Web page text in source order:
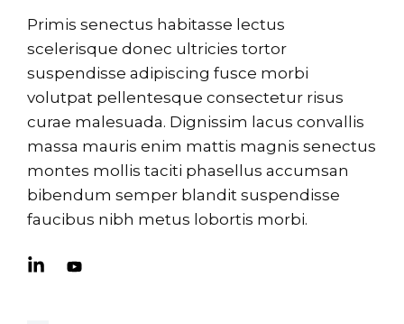
Primis senectus habitasse lectus
scelerisque donec ultricies tortor
suspendisse adipiscing fusce morbi
volutpat pellentesque consectetur risus
curae malesuada. Dignissim lacus convallis
massa mauris enim mattis magnis senectus
montes mollis taciti phasellus accumsan
bibendum semper blandit suspendisse
faucibus nibh metus lobortis morbi.